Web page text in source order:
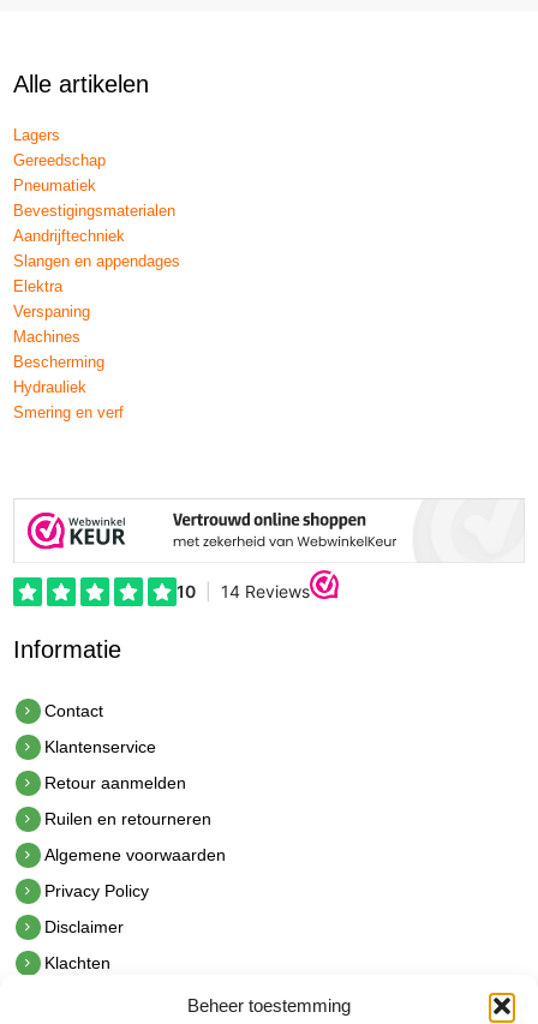
Beheer toestemming
Alle artikelen
Lagers
Gereedschap
Pneumatiek
Bevestigingsmaterialen
Aandrijftechniek
Slangen en appendages
Elektra
Verspaning
Machines
Bescherming
Hydrauliek
Smering en verf
Informatie
Contact
Klantenservice
Retour aanmelden
Ruilen en retourneren
Algemene voorwaarden
Privacy Policy
Disclaimer
Klachten